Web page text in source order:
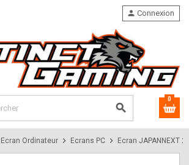
search
person Connexion
0
Ecran Ordinateur chevron_right Ecrans PC chevron_right Ecran JAPANNEXT